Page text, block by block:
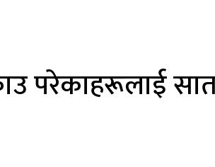
परेकाहरूलाई